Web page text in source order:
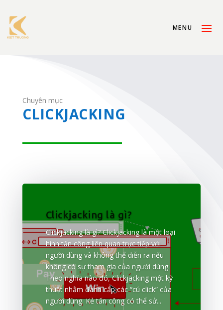
Chuyên mục
CLICKJACKING
Clickjacking là gì?
Clickjacking là gì? Clickjacking là một loại
hình tấn công liên quan trực tiếp với
người dùng và không thể diễn ra nếu
không có sự tham gia của người dùng.
Theo nghĩa nào đó, Clickjacking một kỹ
thuật nhằm đánh cắp các “cú click” của
người dùng. Kẻ tấn công có thể sử...